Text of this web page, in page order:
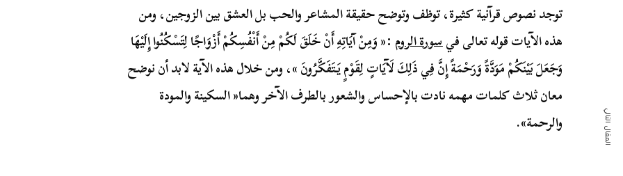
توجد نصوص قرآنية كثيرة، توظف وتوضح حقيقة المشاعر والحب بل العشق بين الزوجين، ومن
هذه الآيات قوله تعالى فيسورة الروم :« وَمِنْ آيَاتِهِ أَنْ خَلَقَ لَكُمْ مِنْ أَنْفُسِكُمْ أَزْوَاجًا لِتَسْكُنُوا إِلَيْهَا
وَجَعَلَ بَيْنَكُمْ مَوَدَّةً وَرَحْمَةً إِنَّ فِي ذَلِكَ لَآيَاتٍ لِقَوْمٍ يَتَفَكَّرُونَ »، ومن خلال هذه الآية لابد أن نوضح
معان ثلاث كلمات مهمه نادت بالإحساس والشعور بالطرف الآخر وهما« السكينة والمودة
والرحمة».
المقال التالي